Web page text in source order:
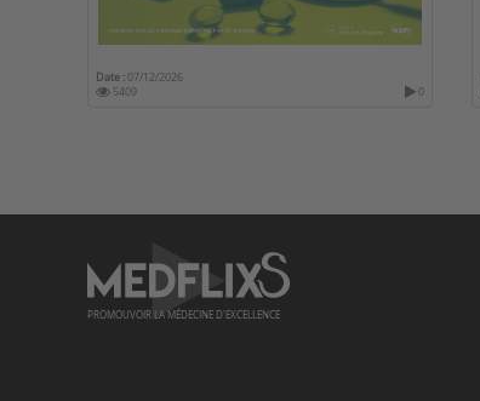
Date :07/12/2026
5409
0
PROMOUVOIR LA MÉDECINE D'EXCELLENCE